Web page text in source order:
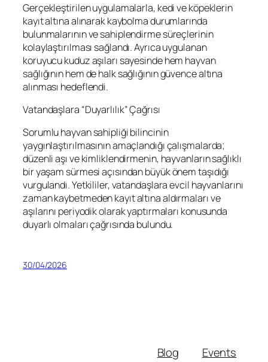
Gerçekleştirilen uygulamalarla, kedi ve köpeklerin
kayıt altına alınarak kaybolma durumlarında
bulunmalarının ve sahiplendirme süreçlerinin
kolaylaştırılması sağlandı. Ayrıca uygulanan
koruyucu kuduz aşıları sayesinde hem hayvan
sağlığının hem de halk sağlığının güvence altına
alınması hedeflendi.
Vatandaşlara “Duyarlılık” Çağrısı
Sorumlu hayvan sahipliği bilincinin
yaygınlaştırılmasının amaçlandığı çalışmalarda;
düzenli aşı ve kimliklendirmenin, hayvanların sağlıklı
bir yaşam sürmesi açısından büyük önem taşıdığı
vurgulandı. Yetkililer, vatandaşlara evcil hayvanlarını
zaman kaybetmeden kayıt altına aldırmaları ve
aşılarını periyodik olarak yaptırmaları konusunda
duyarlı olmaları çağrısında bulundu.
30/04/2026
Blog
Events